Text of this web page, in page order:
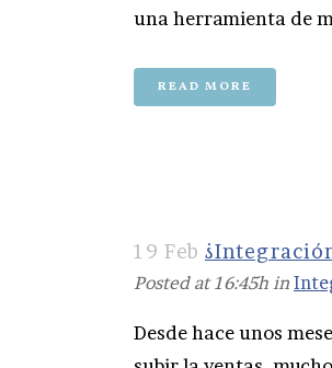
una herramienta de
READ MORE
19 Feb
Posted at 16:45h in
Desde hace unos